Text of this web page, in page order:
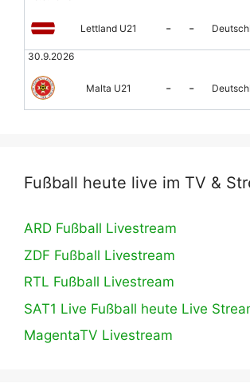
Lettland U21 - -
30.9.2026
Malta U21 - -
Fußball heute live im TV &
ARD Fußball Livestream
ZDF Fußball Livestream
RTL Fußball Livestream
SAT1 Live Fußball heute Live
MagentaTV Livestream